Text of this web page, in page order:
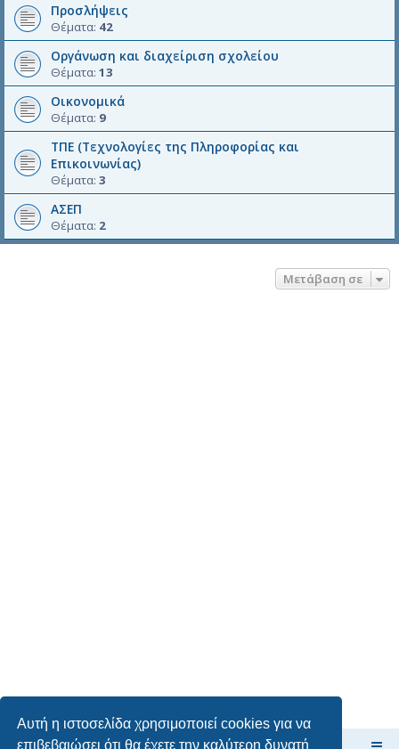
Αυτή η ιστοσελίδα χρησιμοποιεί cookies για να
επιβεβαιώσει ότι θα έχετε την καλύτερη δυνατή
Προσλήψεις
Θέματα: 42
Οργάνωση και διαχείριση σχολείου
Θέματα: 13
Οικονομικά
Θέματα: 9
ΤΠΕ (Τεχνολογίες της Πληροφορίας και
Επικοινωνίας)
Θέματα: 3
ΑΣΕΠ
Θέματα: 2
Μετάβαση σε